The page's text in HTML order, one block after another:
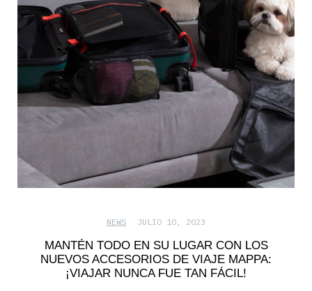
NEWS JULIO 10, 2023
MANTÉN TODO EN SU LUGAR CON LOS
NUEVOS ACCESORIOS DE VIAJE MAPPA:
¡VIAJAR NUNCA FUE TAN FÁCIL!